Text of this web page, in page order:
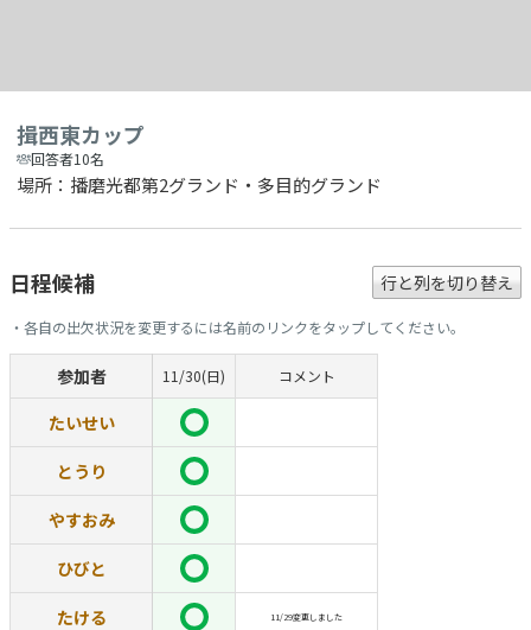
揖西東カップ
回答者10名
場所：播磨光都第2グランド・多目的グランド
日程候補 行と列を切り替え
・各自の出欠状況を変更するには名前のリンクをタップしてください。
参加者 11/30(日) コメント
たいせい
とうり
やすおみ
ひびと
たける 11/29変更しました